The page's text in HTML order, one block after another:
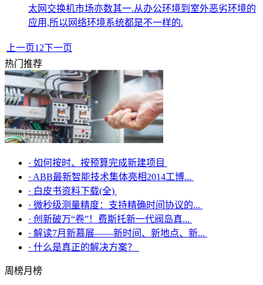
太网交换机市场亦数其一.从办公环境到室外恶劣环境的
应用,所以网络环境系统都是不一样的.
上一页1 2下一页
热门推荐
· 如何按时、按预算完成新建项目
· ABB最新智能技术集体亮相2014工博...
· 白皮书资料下载(全)
· 微秒级测量精度：支持精确时间协议的...
· 创新破万“卷”！费斯托新一代阀岛真...
· 解读7月新慕展——新时间、新地点、新...
· 什么是真正的解决方案？
周榜月榜